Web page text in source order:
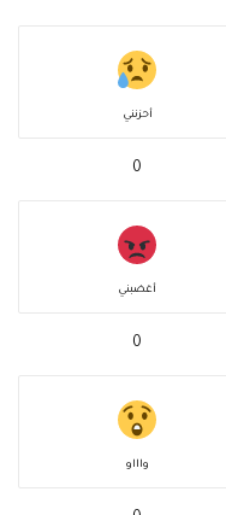
أحزنني
0
أغضبني
0
واااو